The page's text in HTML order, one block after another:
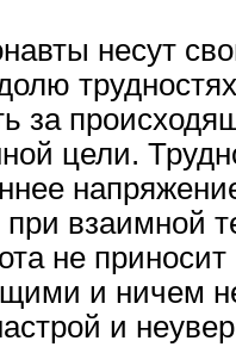
несут
за
цели.
взаимной
не
и ничем
и